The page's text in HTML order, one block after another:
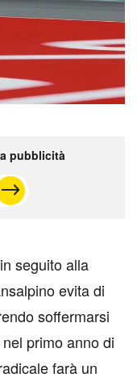
pubblicità
seguito alla
evita di
soffermarsi
primo anno di
farà un